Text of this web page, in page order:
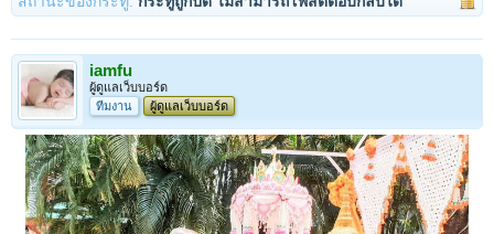
iamfu
ผู้ดูแลเว็บบอร์ด
ทีมงาน
ผู้ดูแลเว็บบอร์ด